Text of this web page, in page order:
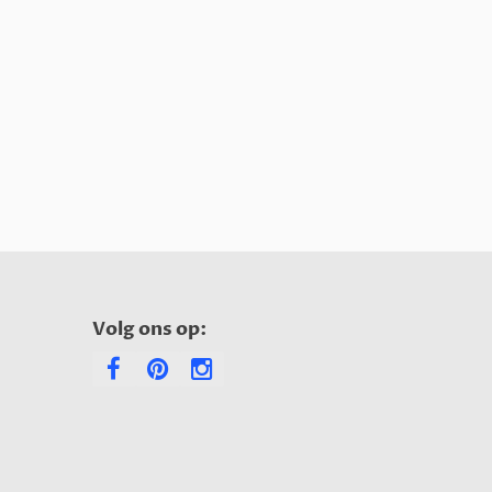
Volg ons op: